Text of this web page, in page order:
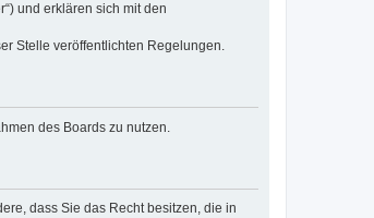
und erklären sich mit den
Stelle veröffentlichten Regelungen.
des Boards zu nutzen.
dass Sie das Recht besitzen, die in